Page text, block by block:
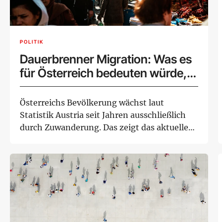
POLITIK
Dauerbrenner Migration: Was es
für Österreich bedeuten würde,
wenn es keine Zuwanderung
gäbe
Österreichs Bevölkerung wächst laut
Statistik Austria seit Jahren ausschließlich
durch Zuwanderung. Das zeigt das aktuelle